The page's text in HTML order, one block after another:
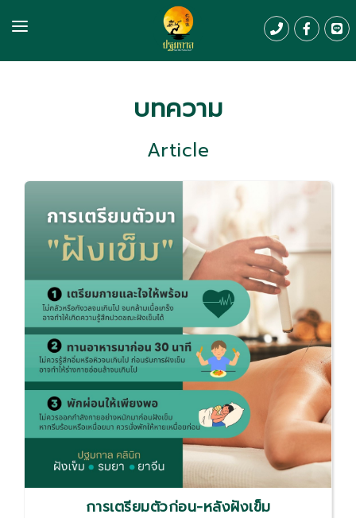
Home
Review
Article
Contact
บทความ
Article
การเตรียมตัวก่อน-หลังฝังเข็ม